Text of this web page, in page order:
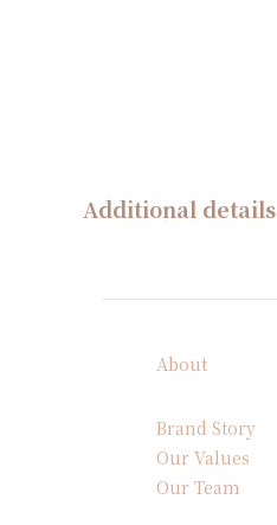
Additional details
About
Brand Story
Our Values
Our Team